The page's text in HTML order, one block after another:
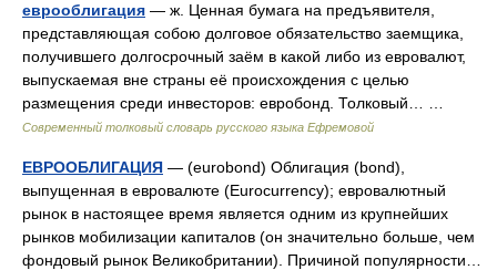
еврооблигация — ж. Ценная бумага на предъявителя,
представляющая собою долговое обязательство заемщика,
получившего долгосрочный заём в какой либо из евровалют,
выпускаемая вне страны её происхождения с целью
размещения среди инвесторов: евробонд. Толковый… …
Современный толковый словарь русского языка Ефремовой
ЕВРООБЛИГАЦИЯ — (eurobond) Облигация (bond),
выпущенная в евровалюте (Eurocurrency); евровалютный
рынок в настоящее время является одним из крупнейших
рынков мобилизации капиталов (он значительно больше, чем
фондовый рынок Великобритании). Причиной популярности…